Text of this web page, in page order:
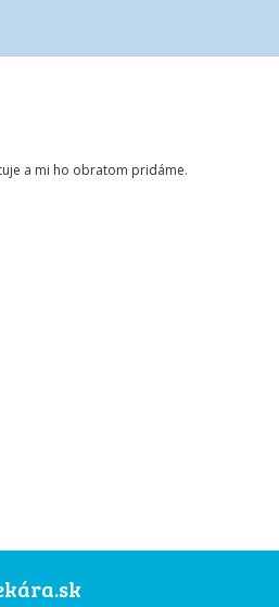
a mi ho obratom pridáme.